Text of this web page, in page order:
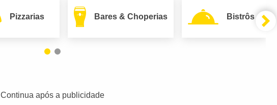
Pizzarias Bares & Choperias Bistrôs
Continua após a publicidade